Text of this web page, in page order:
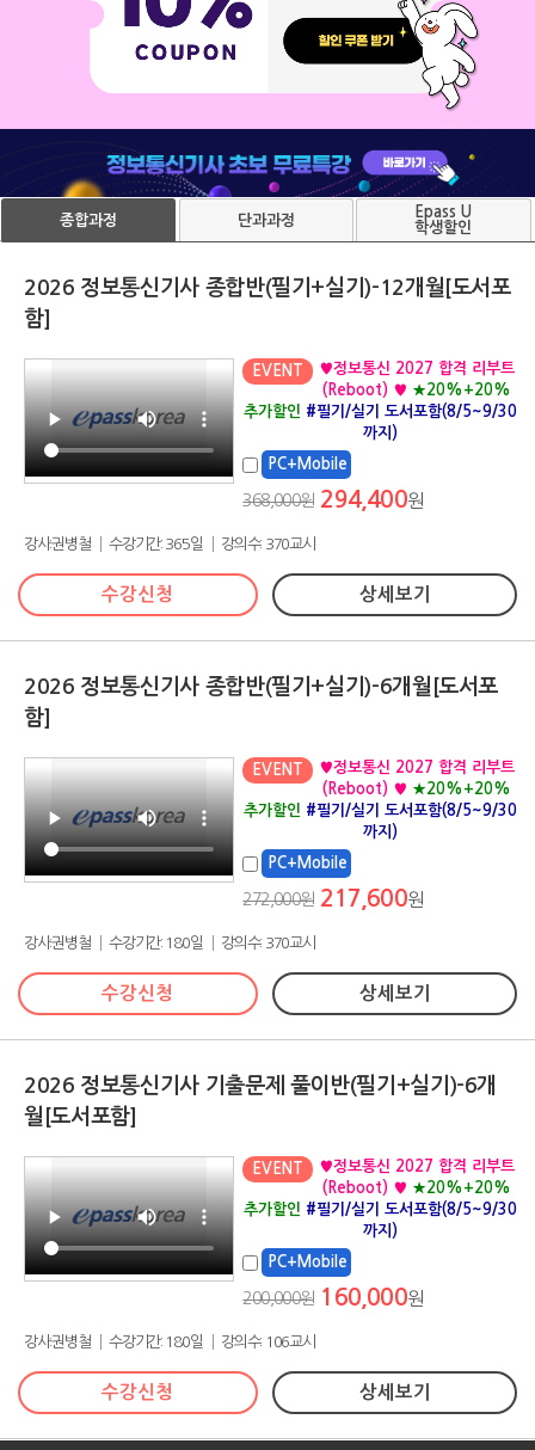
종합과정 단과과정
Epass U
학생할인
2026 정보통신기사 종합반(필기+실기)-12개월[도서포
함]
EVENT
♥정보통신 2027 합격 리부트
(Reboot) ♥ ★20%+20%
추가할인 #필기/실기 도서포함(8/5~9/30
까지)
PC+Mobile
368,000원 294,400원
강사:권병철 │ 수강기간: 365일 │ 강의수: 370교시
수강신청 상세보기
2026 정보통신기사 종합반(필기+실기)-6개월[도서포
함]
EVENT
♥정보통신 2027 합격 리부트
(Reboot) ♥ ★20%+20%
추가할인 #필기/실기 도서포함(8/5~9/30
까지)
PC+Mobile
272,000원 217,600원
강사:권병철 │ 수강기간: 180일 │ 강의수: 370교시
수강신청 상세보기
2026 정보통신기사 기출문제 풀이반(필기+실기)-6개
월[도서포함]
EVENT
♥정보통신 2027 합격 리부트
(Reboot) ♥ ★20%+20%
추가할인 #필기/실기 도서포함(8/5~9/30
까지)
PC+Mobile
200,000원 160,000원
강사:권병철 │ 수강기간: 180일 │ 강의수: 106교시
수강신청 상세보기